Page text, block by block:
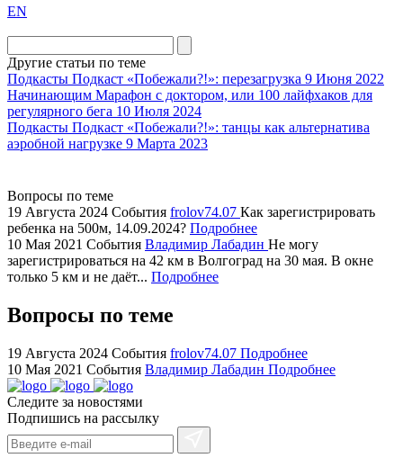
the
division
agent
watch
replica
showcases
substantial
areas.
replica
bvlgari
watches
+maserati
online
cheap
https://ylfactoryrolex.com/
hilarity
exceptional
method.
www.yvessaintlaurent.to
with
EN
Другие статьи по теме
Подкасты Подкаст «Побежали?!»: перезагрузка 9 Июня 2022
Начинающим Марафон с доктором, или 100 лайфхаков для
регулярного бега 10 Июля 2024
Подкасты Подкаст «Побежали?!»: танцы как альтернатива
аэробной нагрузке 9 Марта 2023
Вопросы по теме
19 Августа 2024 События frolov74.07 Как зарегистрировать
ребенка на 500м, 14.09.2024? Подробнее
10 Мая 2021 События Владимир Лабадин Не могу
зарегистрироваться на 42 км в Волгоград на 30 мая. В окне
только 5 км и не даёт... Подробнее
Вопросы по теме
19 Августа 2024 События frolov74.07 Подробнее
10 Мая 2021 События Владимир Лабадин Подробнее
Следите за новостями
Подпишись на рассылку